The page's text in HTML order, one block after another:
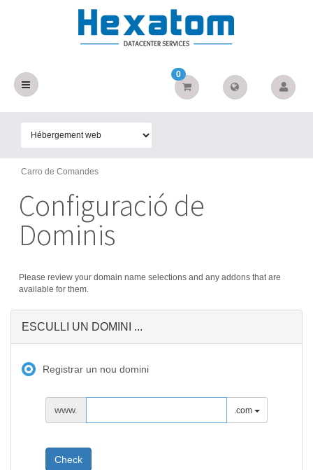
0
Carro de Comandes
Configuració de
Dominis
Please review your domain name selections and any addons that are
available for them.
ESCULLI UN DOMINI ...
Registrar un nou domini
www. .com
Check